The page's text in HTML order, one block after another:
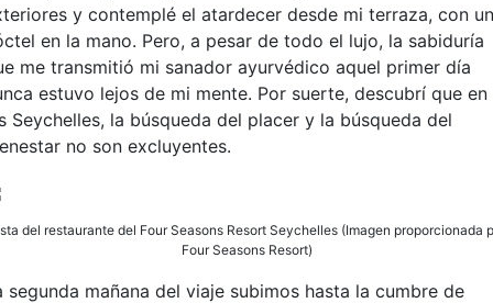
y contemplé el atardecer desde mi terraza, con un
en la mano. Pero, a pesar de todo el lujo, la sabiduría
me transmitió mi sanador ayurvédico aquel primer día
estuvo lejos de mi mente. Por suerte, descubrí que en
Seychelles, la búsqueda del placer y la búsqueda del
no son excluyentes.
del restaurante del Four Seasons Resort Seychelles (Imagen proporcionada
Four Seasons Resort)
segunda mañana del viaje subimos hasta la cumbre de